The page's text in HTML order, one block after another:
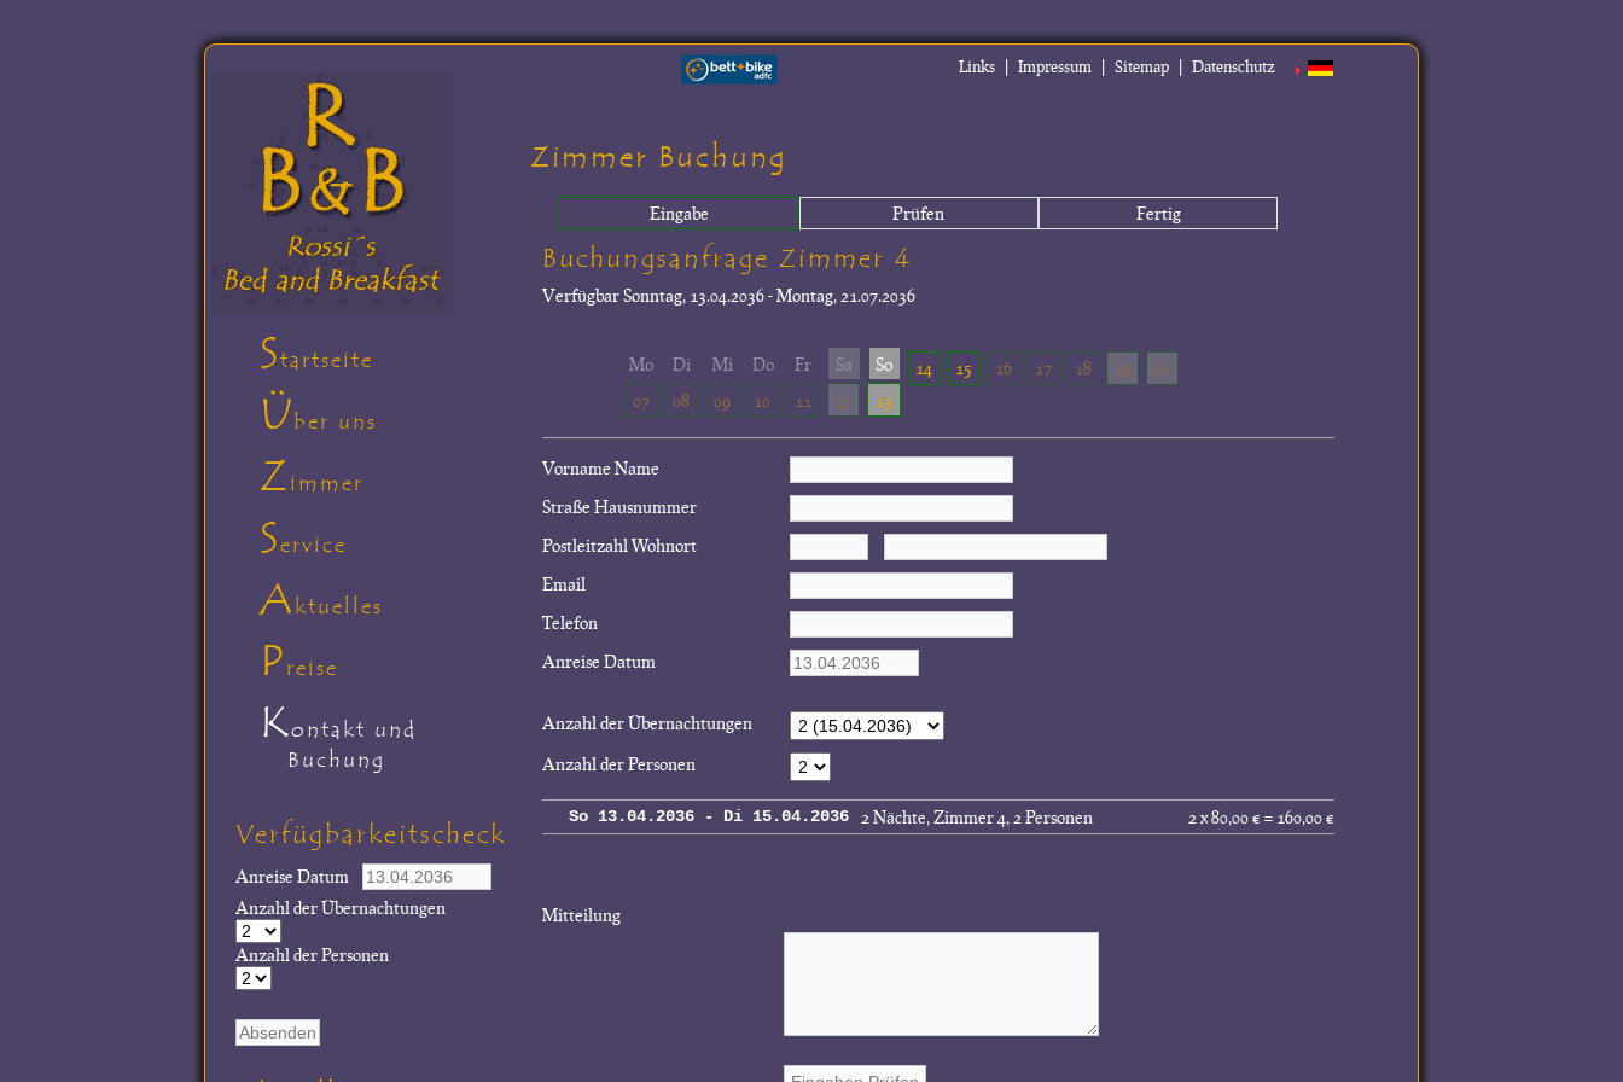
Links | Impressum | Sitemap | Datenschutz
Zimmer Buchung
Eingabe Prüfen Fertig
Buchungsanfrage Zimmer 4
VerfügbarSonntag, 13.04.2036 - Montag, 21.07.2036
Mo
07
Di
08
Mi
09
Do
10
Fr
11
Sa
12
So
13
14 15 16 17 18 19 20
Vorname Name
Straße Hausnummer
Postleitzahl Wohnort
Email
Telefon
Anreise Datum
Anzahl der Übernachtungen
Anzahl der Personen
2 Nächte, Zimmer 4, 2 Personen 2 x 80,00 € = 160,00 €
So 13.04.2036 - Di 15.04.2036
(inkl.
Mitteilung
Startseite
Über uns
Zimmer
Service
Aktuelles
Preise
Kontakt und
Buchung
Verfügbarkeitscheck
Anreise Datum
Anzahl der Übernachtungen
Anzahl der Personen